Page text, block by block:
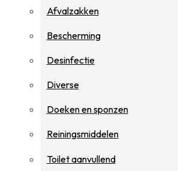
Afvalzakken
Bescherming
Desinfectie
Diverse
Doeken en sponzen
Reiningsmiddelen
Toilet aanvullend